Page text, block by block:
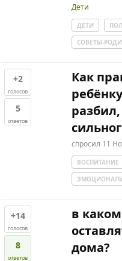
Дети
ДЕТИ
СОВЕТЫ-
+2
голосов
5
ответов
Как
спросил 11
ВОСПИТАНИЕ
+14
голосов
8
ответов
в
дома?